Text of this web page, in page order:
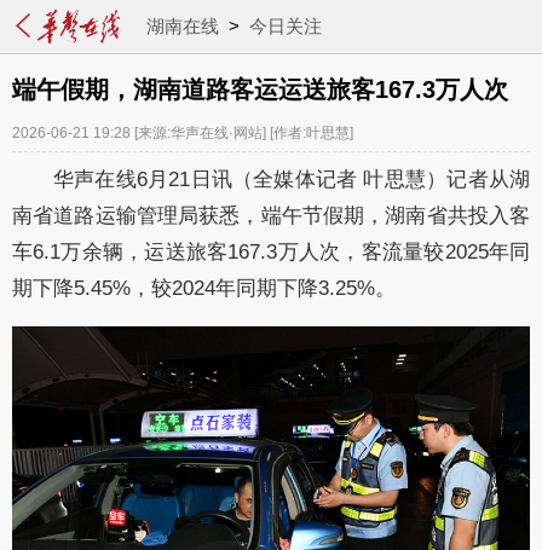
湖南在线> 今日关注
端午假期，湖南道路客运运送旅客167.3万人次
2026-06-21 19:28 [来源:华声在线·网站] [作者:叶思慧]
华声在线6月21日讯（全媒体记者 叶思慧）记者从湖
南省道路运输管理局获悉，端午节假期，湖南省共投入客
车6.1万余辆，运送旅客167.3万人次，客流量较2025年同
期下降5.45%，较2024年同期下降3.25%。